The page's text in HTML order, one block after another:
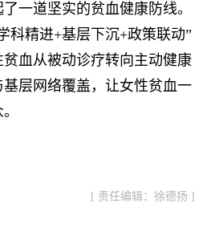
一道坚实的贫血健康防线。
科精进+基层下沉+政策联动”
血从被动诊疗转向主动健康
层网络覆盖，让女性贫血一
[ 责任编辑：徐德扬 ]